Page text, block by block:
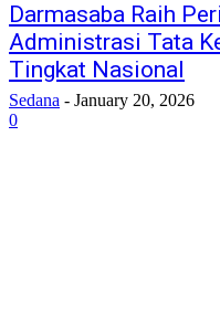
Darmasaba Raih
Administrasi Tata
Tingkat Nasional
Sedana - January 20, 2026
0